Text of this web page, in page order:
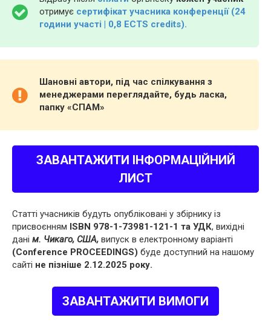
отримує сертифікат учасника конференції (24
години участі | 0,8 ECTS credits).
Шановні автори, під час спілкування з
менеджерами переглядайте, будь ласка,
папку «СПАМ»
ЗАВАНТАЖИТИ ІНФОРМАЦІЙНИЙ
ЛИСТ
Статті учасників будуть опубліковані у збірнику із
присвоєнням ISBN 978-1-73981-121-1 та УДК, вихідні
дані м. Чикаго, США, випуск в електронному варіанті
(Conference PROCEEDINGS) буде доступний на нашому
сайті не пізніше 2.12.2025 року.
ЗАВАНТАЖИТИ ВИМОГИ